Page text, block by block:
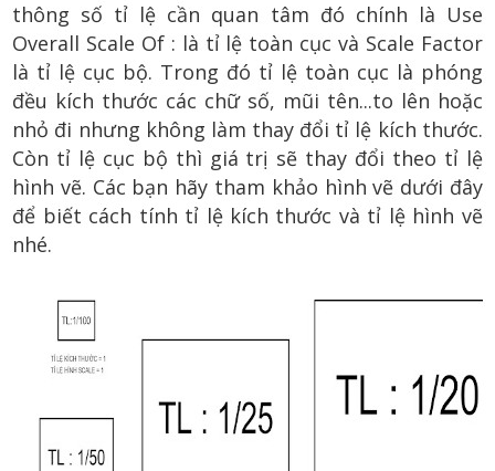
thông số tỉ lệ cần quan tâm đó chính là Use
Overall Scale Of : là tỉ lệ toàn cục và Scale Factor
là tỉ lệ cục bộ. Trong đó tỉ lệ toàn cục là phóng
đều kích thước các chữ số, mũi tên...to lên hoặc
nhỏ đi nhưng không làm thay đổi tỉ lệ kích thước.
Còn tỉ lệ cục bộ thì giá trị sẽ thay đổi theo tỉ lệ
hình vẽ. Các bạn hãy tham khảo hình vẽ dưới đây
để biết cách tính tỉ lệ kích thước và tỉ lệ hình vẽ
nhé.